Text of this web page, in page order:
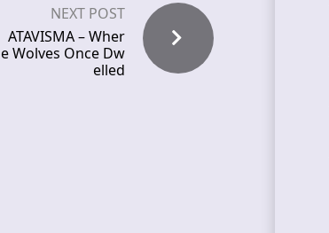
NEXT POST
ATAVISMA – Wher
e Wolves Once Dw
elled